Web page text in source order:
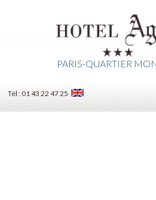
PARIS-QUARTIER
Tél : 01 43 22 47 25